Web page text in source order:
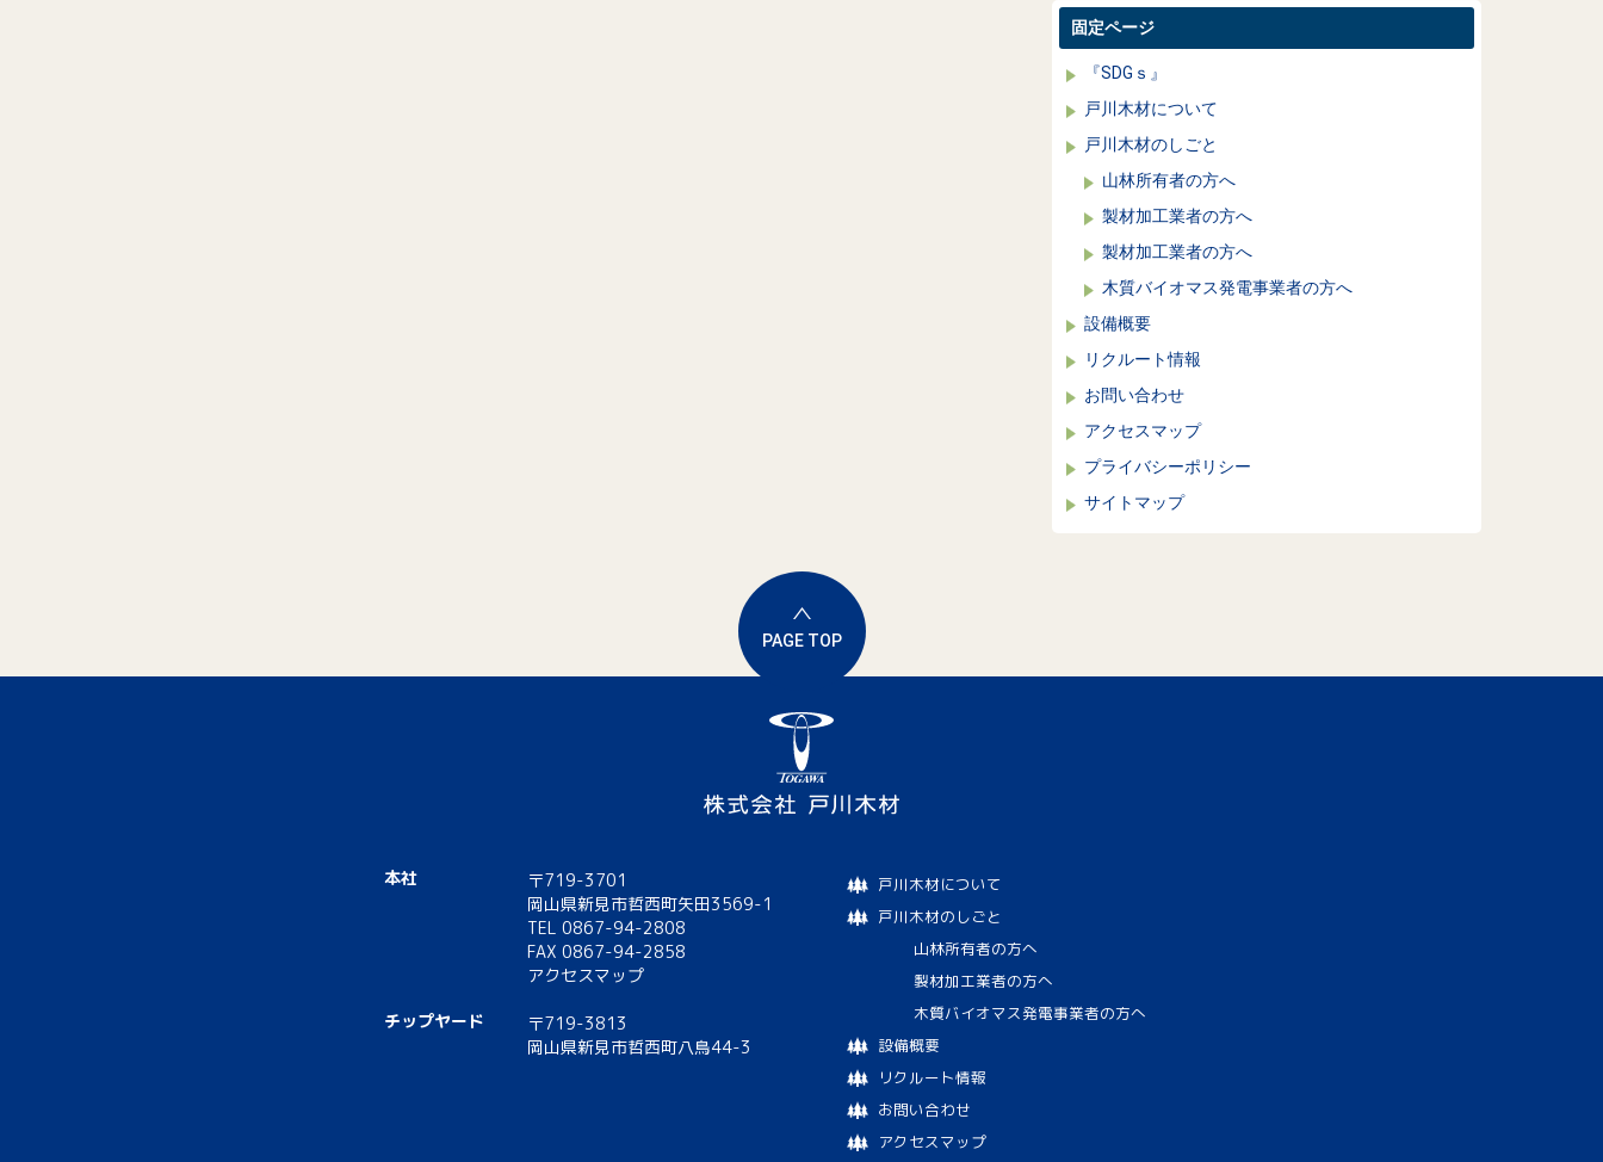
固定ページ
『SDGｓ』
戸川木材について
戸川木材のしごと
山林所有者の方へ
製材加工業者の方へ
製材加工業者の方へ
木質バイオマス発電事業者の方へ
設備概要
リクルート情報
お問い合わせ
アクセスマップ
プライバシーポリシー
サイトマップ
PAGE TOP
本社
〒719-3701
岡山県新見市哲西町矢田3569-1
TEL 0867-94-2808
FAX 0867-94-2858
アクセスマップ
チップヤード
〒719-3813
岡山県新見市哲西町八鳥44-3
戸川木材について
戸川木材のしごと
山林所有者の方へ
製材加工業者の方へ
木質バイオマス発電事業者の方へ
設備概要
リクルート情報
お問い合わせ
アクセスマップ